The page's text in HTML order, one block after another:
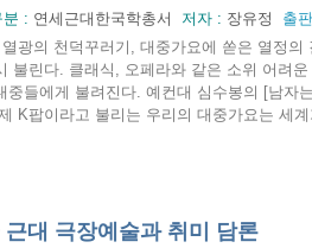
분 : 연세근대한국학총서 저자 : 장유정 출
열광의 천덕꾸러기, 대중가요에 쏟은 열정의
불린다. 클래식, 오페라와 같은 소위 어려
중들에게 불려진다. 예컨대 심수봉의 [남자
K팝이라고 불리는 우리의 대중가요는 세
근대 극장예술과 취미 담론